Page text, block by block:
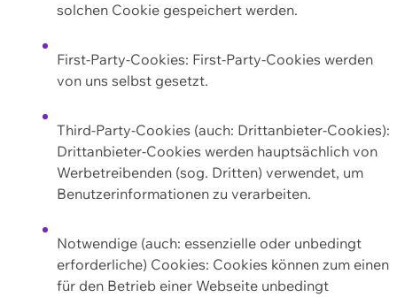
solchen Cookie gespeichert werden.
First-Party-Cookies: First-Party-Cookies werden
von uns selbst gesetzt.
Third-Party-Cookies (auch: Drittanbieter-Cookies):
Drittanbieter-Cookies werden hauptsächlich von
Werbetreibenden (sog. Dritten) verwendet, um
Benutzerinformationen zu verarbeiten.
Notwendige (auch: essenzielle oder unbedingt
erforderliche) Cookies: Cookies können zum einen
für den Betrieb einer Webseite unbedingt